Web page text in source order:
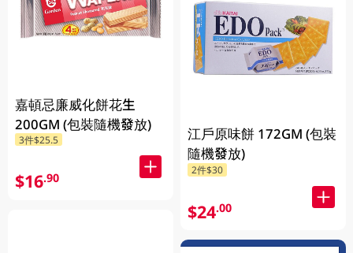
嘉頓忌廉威化餅花生
200GM (包裝隨機發放)
3件$25.5
$16.90
江戶原味餅 172GM (包裝
隨機發放)
2件$30
$24.00